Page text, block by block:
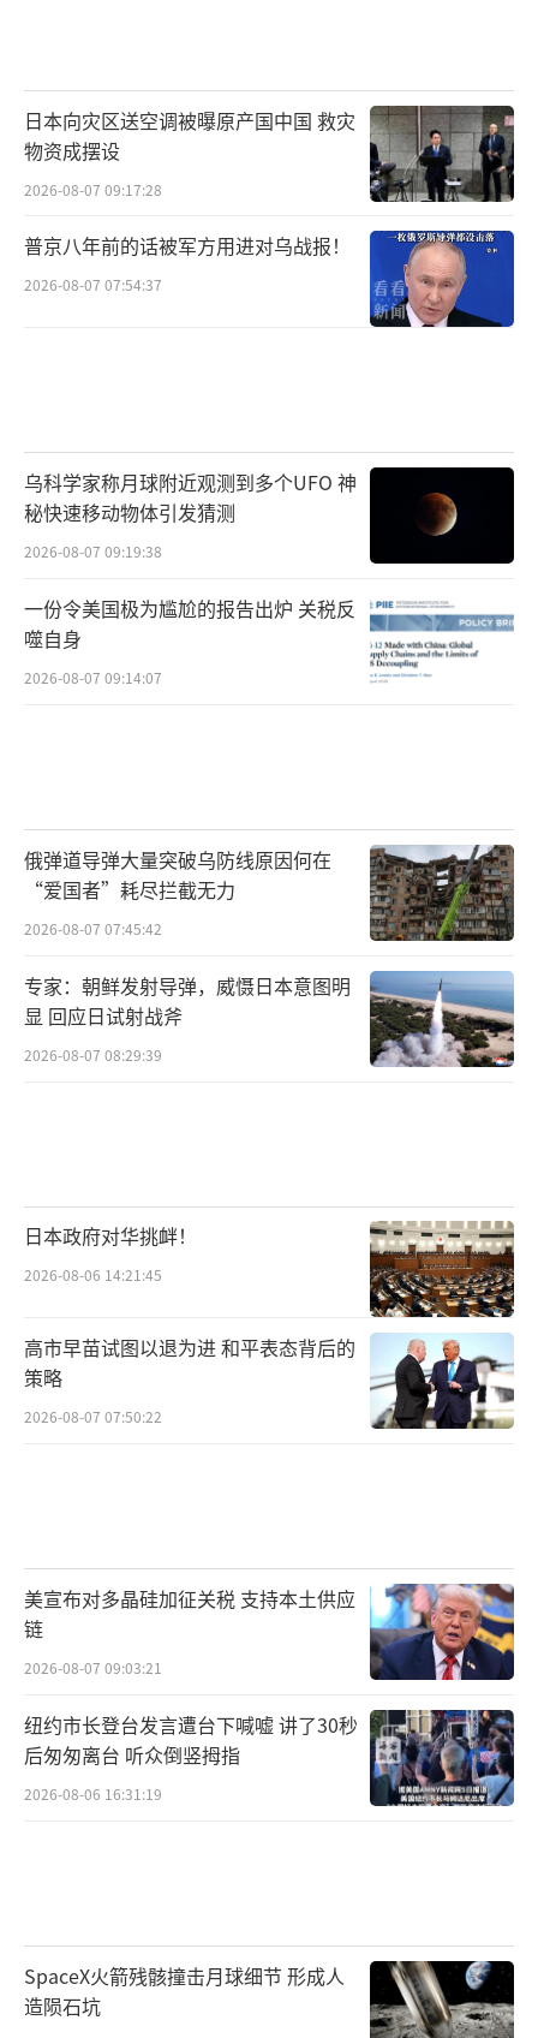
日本向灾区送空调被曝原产国中国 救灾
物资成摆设
2026-08-07 09:17:28
普京八年前的话被军方用进对乌战报！
2026-08-07 07:54:37
乌科学家称月球附近观测到多个UFO 神
秘快速移动物体引发猜测
2026-08-07 09:19:38
一份令美国极为尴尬的报告出炉 关税反
噬自身
2026-08-07 09:14:07
俄弹道导弹大量突破乌防线原因何在
“爱国者”耗尽拦截无力
2026-08-07 07:45:42
专家：朝鲜发射导弹，威慑日本意图明
显 回应日试射战斧
2026-08-07 08:29:39
日本政府对华挑衅！
2026-08-06 14:21:45
高市早苗试图以退为进 和平表态背后的
策略
2026-08-07 07:50:22
美宣布对多晶硅加征关税 支持本土供应
链
2026-08-07 09:03:21
纽约市长登台发言遭台下喊嘘 讲了30秒
后匆匆离台 听众倒竖拇指
2026-08-06 16:31:19
SpaceX火箭残骸撞击月球细节 形成人
造陨石坑